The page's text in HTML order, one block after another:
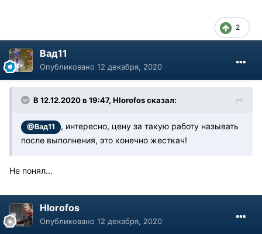
2
Вад11
Опубликовано 12 декабря, 2020
В 12.12.2020 в 19:47, Hlorofos сказал:
@Вад11
, интересно, цену за такую работу называть
после выполнения, это конечно жесткач!
Не понял...
Hlorofos
Опубликовано 12 декабря, 2020